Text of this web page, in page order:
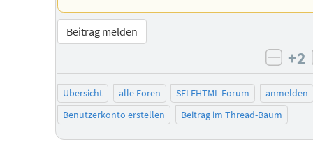
Beitrag melden
+2
Übersicht alle Foren SELFHTML-Forum
anmelden
Benutzerkonto erstellen
Beitrag im Thread-Baum